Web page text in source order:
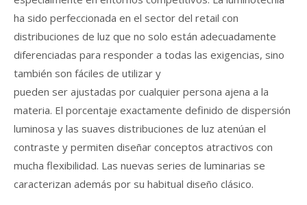
ha sido perfeccionada en el sector del retail con
distribuciones de luz que no solo están adecuadamente
diferenciadas para responder a todas las exigencias, sino
también son fáciles de utilizar y
pueden ser ajustadas por cualquier persona ajena a la
materia. El porcentaje exactamente definido de dispersión
luminosa y las suaves distribuciones de luz atenúan el
contraste y permiten diseñar conceptos atractivos con
mucha flexibilidad. Las nuevas series de luminarias se
caracterizan además por su habitual diseño clásico.